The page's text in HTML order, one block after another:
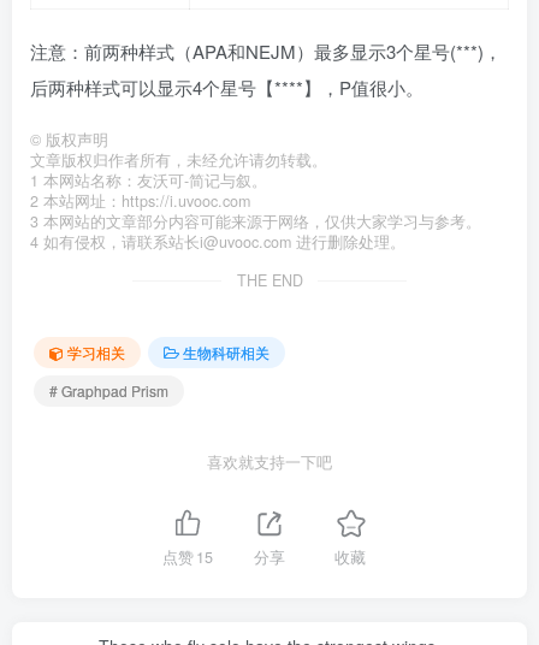
注意：前两种样式（APA和NEJM）最多显示3个星号(***)，
后两种样式可以显示4个星号【****】，P值很小。
© 版权声明
文章版权归作者所有，未经允许请勿转载。
1 本网站名称：友沃可-简记与叙。
2 本站网址：https://i.uvooc.com
3 本网站的文章部分内容可能来源于网络，仅供大家学习与参考。
4 如有侵权，请联系站长i@uvooc.com 进行删除处理。
THE END
学习相关
生物科研相关
# Graphpad Prism
喜欢就支持一下吧
点赞15 分享 收藏